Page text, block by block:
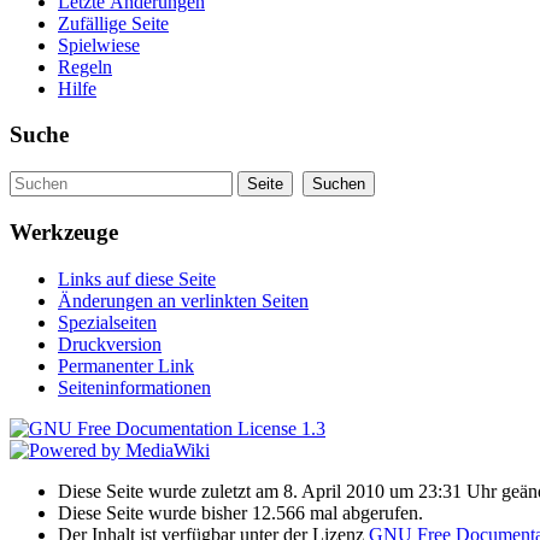
Zufällige Seite
Spielwiese
Regeln
Hilfe
Suche
Werkzeuge
Links auf diese Seite
Änderungen an verlinkten Seiten
Spezialseiten
Druckversion
Permanenter Link
Seiteninformationen
Diese Seite wurde zuletzt am 8. April 2010 um 23:31 Uhr
Diese Seite wurde bisher 12.566 mal abgerufen.
Der Inhalt ist verfügbar unter der Lizenz GNU Free